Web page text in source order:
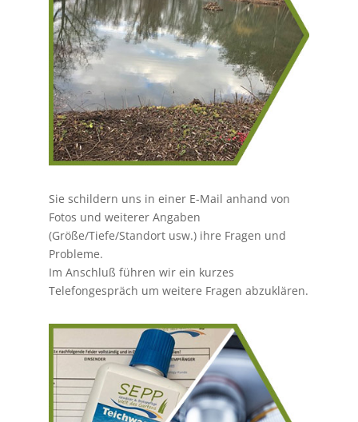
Sie schildern uns in einer E-Mail anhand von
Fotos und weiterer Angaben
(Größe/Tiefe/Standort usw.) ihre Fragen und
Probleme.
Im Anschluß führen wir ein kurzes
Telefongespräch um weitere Fragen abzuklären.